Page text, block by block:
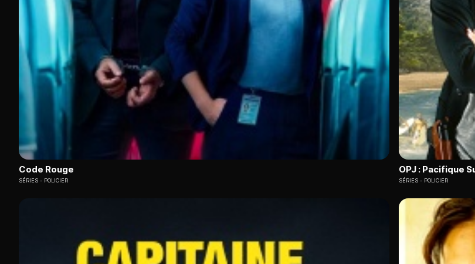
Code Rouge
SÉRIES POLICIER
OPJ : Pacifique
SÉRIES POLICIER